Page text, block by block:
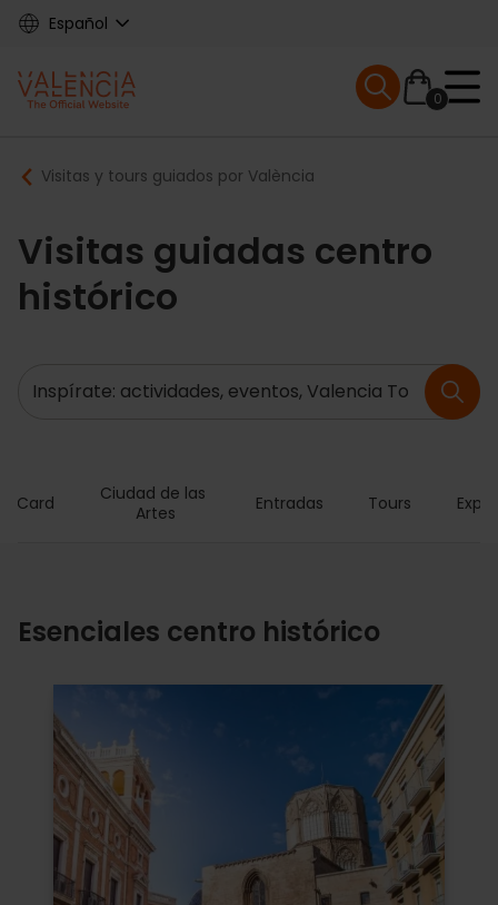
Skip
content
Español
Main
navigation
0
Mobile menu
Breadcrumb
Visitas y tours guiados por València
Visitas guiadas centro
histórico
Buscar
Card
Ciudad de las
Artes
Entradas Tours
Esenciales centro histórico